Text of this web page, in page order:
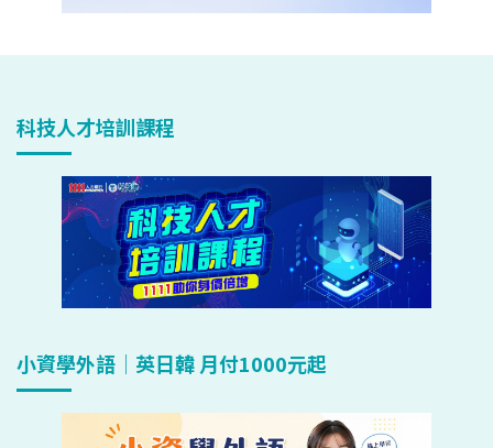
科技人才培訓課程
小資學外語｜英日韓 月付1000元起